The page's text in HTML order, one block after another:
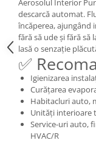
Aerosolul Interior
descarcă automat.
încăperea, ajungând
fără să ude și fără să
lasă o senzație
✅
Igienizarea
Curățarea
Habitacluri auto,
Unități interioare
Service-uri auto,
HVAC/R